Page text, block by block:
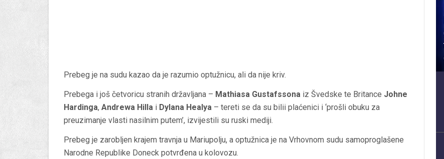
Prebeg je na sudu kazao da je razumio optužnicu, ali da nije kriv.
Prebega i još četvoricu stranih državljana – Mathiasa Gustafssona iz Švedske te Britance Johne
Hardinga, Andrewa Hilla i Dylana Healya – tereti se da su bilii plaćenici i ‘prošli obuku za
preuzimanje vlasti nasilnim putem’, izvijestili su ruski mediji.
Prebeg je zarobljen krajem travnja u Mariupolju, a optužnica je na Vrhovnom sudu samoproglašene
Narodne Republike Doneck potvrđena u kolovozu.